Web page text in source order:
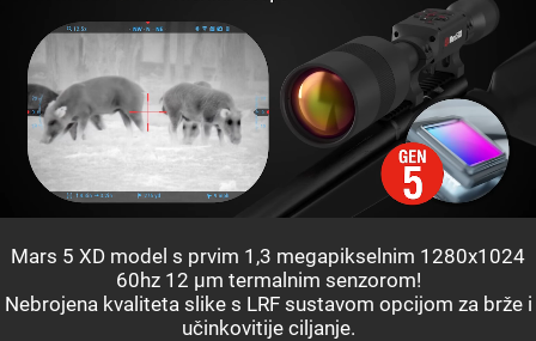
Mars 5 XD model s prvim 1,3 megapikselnim 1280x1024
60hz 12 µm termalnim senzorom!
Nebrojena kvaliteta slike s LRF sustavom opcijom za brže i
učinkovitije ciljanje.